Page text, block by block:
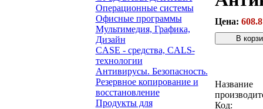
Операционные системы
Офисные программы
Мультимедия, Графика,
Дизайн
CASE - средства, CALS-
технологии
Антивирусы. Безопасность.
Резервное копирование и
восстановление
Продукты для
Цена:
Название
Код: